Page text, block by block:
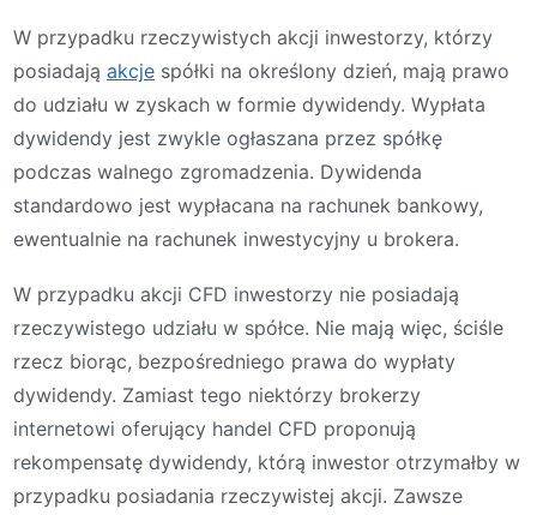
W przypadku rzeczywistych akcji inwestorzy, którzy
posiadają akcje spółki na określony dzień, mają prawo
do udziału w zyskach w formie dywidendy. Wypłata
dywidendy jest zwykle ogłaszana przez spółkę
podczas walnego zgromadzenia. Dywidenda
standardowo jest wypłacana na rachunek bankowy,
ewentualnie na rachunek inwestycyjny u brokera.
W przypadku akcji CFD inwestorzy nie posiadają
rzeczywistego udziału w spółce. Nie mają więc, ściśle
rzecz biorąc, bezpośredniego prawa do wypłaty
dywidendy. Zamiast tego niektórzy brokerzy
internetowi oferujący handel CFD proponują
rekompensatę dywidendy, którą inwestor otrzymałby w
przypadku posiadania rzeczywistej akcji. Zawsze